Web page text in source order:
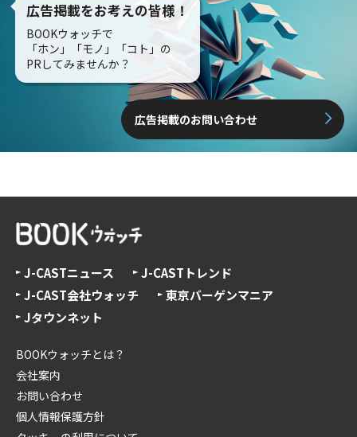
広告掲載をお考えの皆様！
BOOKウォッチで
「ホン」「モノ」「コト」の
PRしてみませんか？
広告掲載のお問い合わせ
J-CASTニュース
J-CASTトレンド
J-CAST会社ウォッチ
東京バーゲンマニア
Jタウンネット
BOOKウォッチとは？
会社案内
お問い合わせ
個人情報保護方針